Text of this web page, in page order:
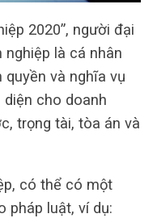
2020”, người đại
là cá nhân
và nghĩa vụ
cho doanh
trọng tài, tòa án và
có thể có một
pháp luật, ví dụ: